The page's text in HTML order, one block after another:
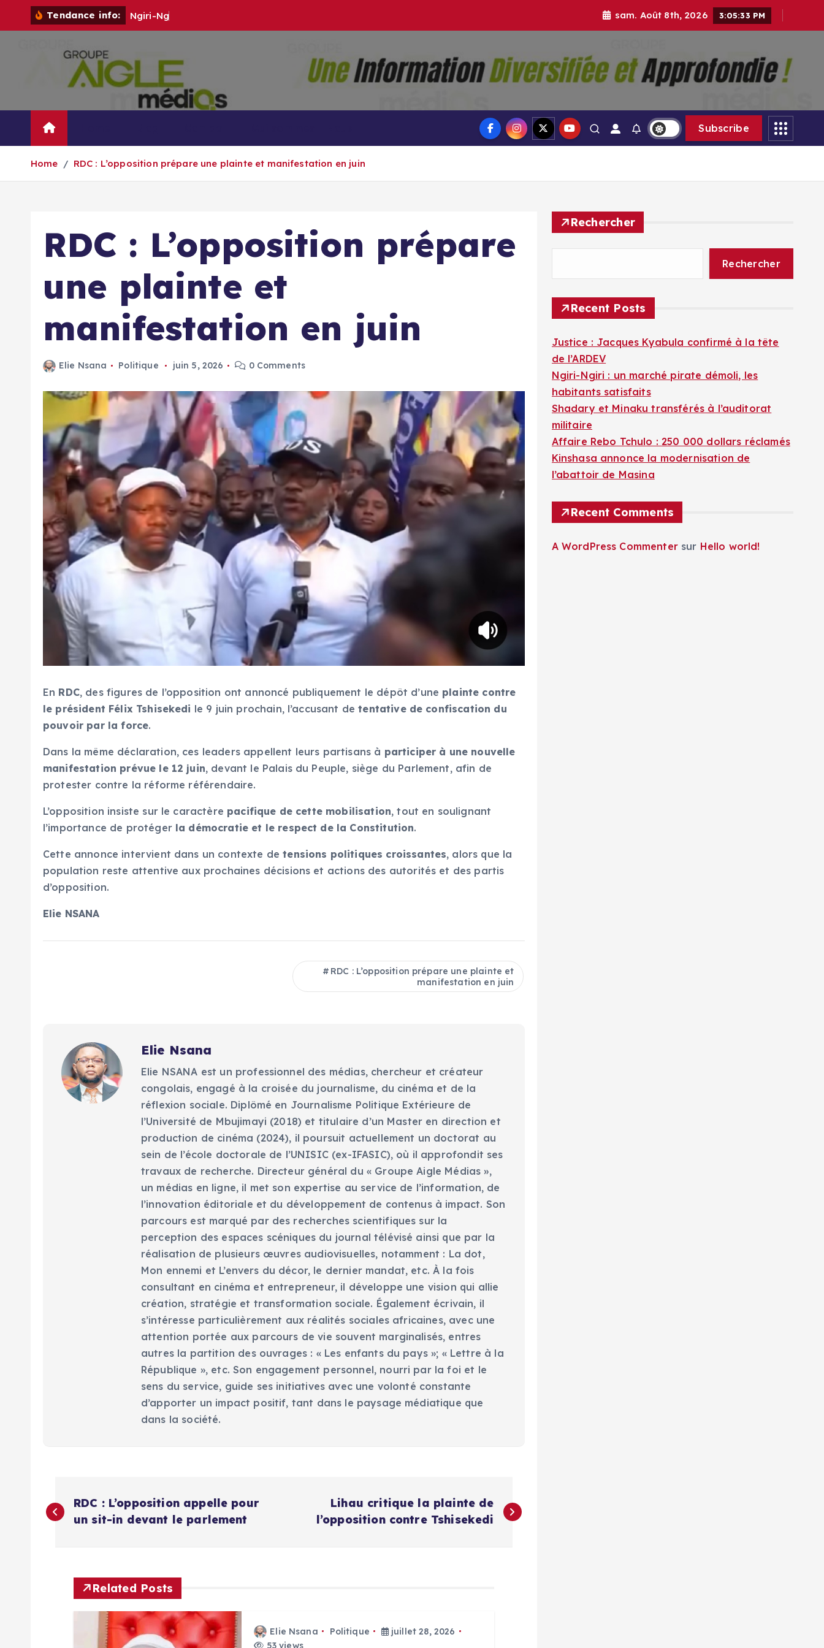
Tendance info: Ngiri-Ng sam. Août 8th, 2026 3:05:34 PM
Groupe Aigle Médias
Subscribe
Home RDC : L’opposition prépare une plainte et manifestation en juin
RDC : L’opposition prépare
une plainte et
manifestation en juin
Elie Nsana Politique juin 5, 2026 0 Comments
En RDC, des figures de l’opposition ont annoncé publiquement le dépôt d’une plainte contre
le président Félix Tshisekedi le 9 juin prochain, l’accusant detentative de confiscation du
pouvoir par la force.
Dans la même déclaration, ces leaders appellent leurs partisans à participer à une nouvelle
manifestation prévue le 12 juin, devant le Palais du Peuple, siège du Parlement, afin de
protester contre la réforme référendaire.
L’opposition insiste sur le caractère pacifique de cette mobilisation, tout en soulignant
l’importance de protéger la démocratie et le respect de la Constitution.
Cette annonce intervient dans un contexte detensions politiques croissantes, alors que la
population reste attentive aux prochaines décisions et actions des autorités et des partis
d’opposition.
Elie NSANA
RDC : L’opposition prépare une plainte et
manifestation en juin
Elie Nsana
Elie NSANA est un professionnel des médias, chercheur et créateur
congolais, engagé à la croisée du journalisme, du cinéma et de la
réflexion sociale. Diplômé en Journalisme Politique Extérieure de
l’Université de Mbujimayi (2018) et titulaire d’un Master en direction et
production de cinéma (2024), il poursuit actuellement un doctorat au
sein de l’école doctorale de l’UNISIC (ex-IFASIC), où il approfondit ses
travaux de recherche. Directeur général du « Groupe Aigle Médias »,
un médias en ligne, il met son expertise au service de l’information, de
l’innovation éditoriale et du développement de contenus à impact. Son
parcours est marqué par des recherches scientifiques sur la
perception des espaces scéniques du journal télévisé ainsi que par la
réalisation de plusieurs œuvres audiovisuelles, notamment : La dot,
Mon ennemi et L’envers du décor, le dernier mandat, etc. À la fois
consultant en cinéma et entrepreneur, il développe une vision qui allie
création, stratégie et transformation sociale. Également écrivain, il
s’intéresse particulièrement aux réalités sociales africaines, avec une
attention portée aux parcours de vie souvent marginalisés, entres
autres la partition des ouvrages : « Les enfants du pays »; « Lettre à la
République », etc. Son engagement personnel, nourri par la foi et le
sens du service, guide ses initiatives avec une volonté constante
d’apporter un impact positif, tant dans le paysage médiatique que
dans la société.
N
a
RDC : L’opposition appelle pour
un sit-in devant le parlement
Lihau critique la plainte de
l’opposition contre Tshisekedi
Related Posts
Elie Nsana Politique
juillet 28, 2026
53 views
Rechercher
Rechercher
Recent Posts
Justice : Jacques Kyabula confirmé à la tête
de l’ARDEV
Ngiri-Ngiri : un marché pirate démoli, les
habitants satisfaits
Shadary et Minaku transférés à l’auditorat
militaire
Affaire Rebo Tchulo : 250 000 dollars réclamés
Kinshasa annonce la modernisation de
l’abattoir de Masina
Recent Comments
A WordPress Commentersur Hello world!